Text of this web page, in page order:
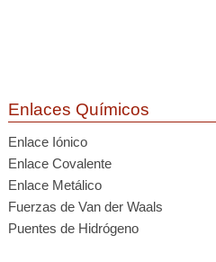
Enlaces Químicos
Enlace Iónico
Enlace Covalente
Enlace Metálico
Fuerzas de Van der Waals
Puentes de Hidrógeno